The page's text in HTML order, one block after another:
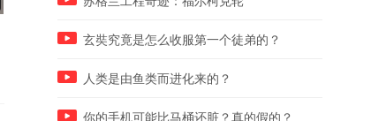
俄罗斯的雅罗斯拉夫尔炼油厂
俄罗斯指挥官逼迫不听话的
抽他
玄奘究竟是怎么收服第一个徒弟的？
人类是由鱼类而进化来的？
你的手机可能比马桶还脏？真的假的？